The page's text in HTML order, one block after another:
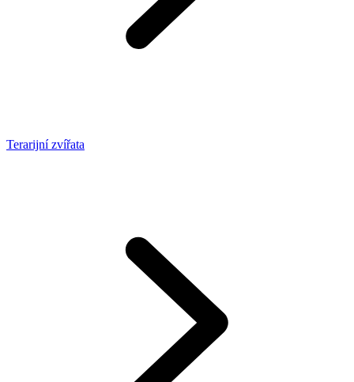
Terarijní zvířata